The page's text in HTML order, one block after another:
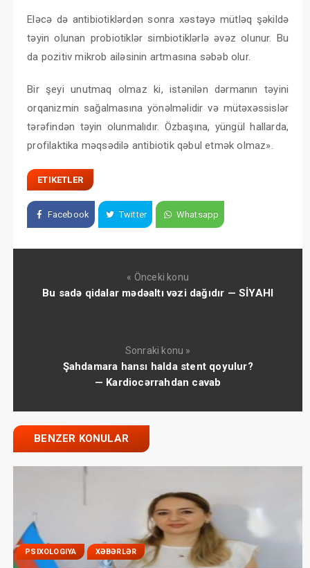
Eləcə də antibiotiklərdən sonra xəstəyə mütləq şəkildə
təyin olunan probiotiklər simbiotiklərlə əvəz olunur. Bu
da pozitiv mikrob ailəsinin artmasına səbəb olur.
Bir şeyi unutmaq olmaz ki, istənilən dərmanın təyini
orqanizmin sağalmasına yönəlməlidir və mütəxəssislər
tərəfindən təyin olunmalıdır. Özbaşına, yüngül hallarda,
profilaktika məqsədilə antibiotik qəbul etmək olmaz».
ETIKETLER
Facebook Twitter Whatsapp
« Önceki konu
Bu sadə qidalar mədəaltı vəzi dağıdır — SİYAHI
Sonraki konu »
Şahdamara hansı halda stent qoyulur?
— Kardiocərrahdan cavab
BENZER KONULAR
PSIXOLOGIYA XƏBƏRLƏR